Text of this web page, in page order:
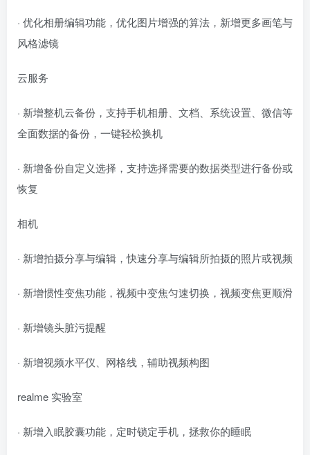
· 优化相册编辑功能，优化图片增强的算法，新增更多画笔与
风格滤镜
云服务
· 新增整机云备份，支持手机相册、文档、系统设置、微信等
全面数据的备份，一键轻松换机
· 新增备份自定义选择，支持选择需要的数据类型进行备份或
恢复
相机
· 新增拍摄分享与编辑，快速分享与编辑所拍摄的照片或视频
· 新增惯性变焦功能，视频中变焦匀速切换，视频变焦更顺滑
· 新增镜头脏污提醒
· 新增视频水平仪、网格线，辅助视频构图
realme 实验室
· 新增入眠胶囊功能，定时锁定手机，拯救你的睡眠